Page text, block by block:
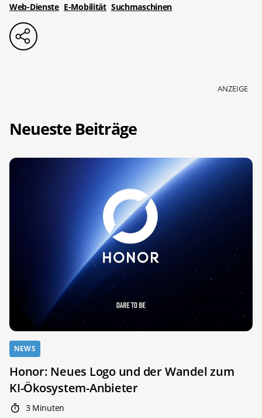
Web-Dienste E-Mobilität Suchmaschinen
ANZEIGE
Neueste Beiträge
NEWS
Honor: Neues Logo und der Wandel zum
KI-Ökosystem-Anbieter
3 Minuten